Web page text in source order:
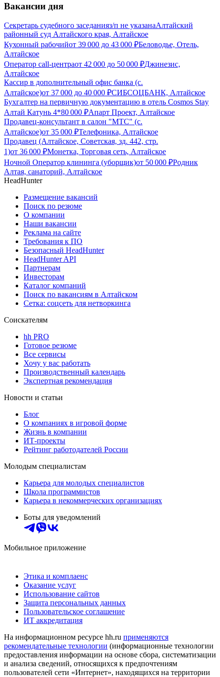
Вакансии дня
Секретарь судебного заседанияз/п не указанаАлтайский
районный суд Алтайского края, Алтайское
Кухонный рабочийот 39 000 до 43 000 ₽Беловодье, Отель,
Алтайское
Оператор call-центраот 42 000 до 50 000 ₽Джинезис,
Алтайское
Кассир в дополнительный офис банка (с.
Алтайское)от 37 000 до 40 000 ₽СИБСОЦБАНК, Алтайское
Бухгалтер на первичную документацию в отель Cosmos Stay
Алтай Катунь 4*80 000 ₽Апарт Проект, Алтайское
Продавец-консультант в салон "МТС" (с.
Алтайское)от 35 000 ₽Телефоника, Алтайское
Продавец (Алтайское, Советская, зд. 442, стр.
1)от 36 000 ₽Монетка, Торговая сеть, Алтайское
Ночной Оператор клининга (уборщик)от 50 000 ₽Родник
Алтая, санаторий, Алтайское
HeadHunter
Размещение вакансий
Поиск по резюме
О компании
Наши вакансии
Реклама на сайте
Требования к ПО
Безопасный HeadHunter
HeadHunter API
Партнерам
Инвесторам
Каталог компаний
Поиск по вакансиям в Алтайском
Сетка: соцсеть для нетворкинга
Соискателям
hh PRO
Готовое резюме
Все сервисы
Хочу у вас работать
Производственный календарь
Экспертная рекомендация
Новости и статьи
Блог
О компаниях в игровой форме
Жизнь в компании
ИТ-проекты
Рейтинг работодателей России
Молодым специалистам
Карьера для молодых специалистов
Школа программистов
Карьера в некоммерческих организациях
Боты для уведомлений
Мобильное приложение
Этика и комплаенс
Оказание услуг
Использование сайтов
Защита персональных данных
Пользовательское соглашение
ИТ аккредитация
На информационном ресурсе hh.ru применяются
рекомендательные технологии (информационные технологии
предоставления информации на основе сбора, систематизации
и анализа сведений, относящихся к предпочтениям
пользователей сети «Интернет», находящихся на территории